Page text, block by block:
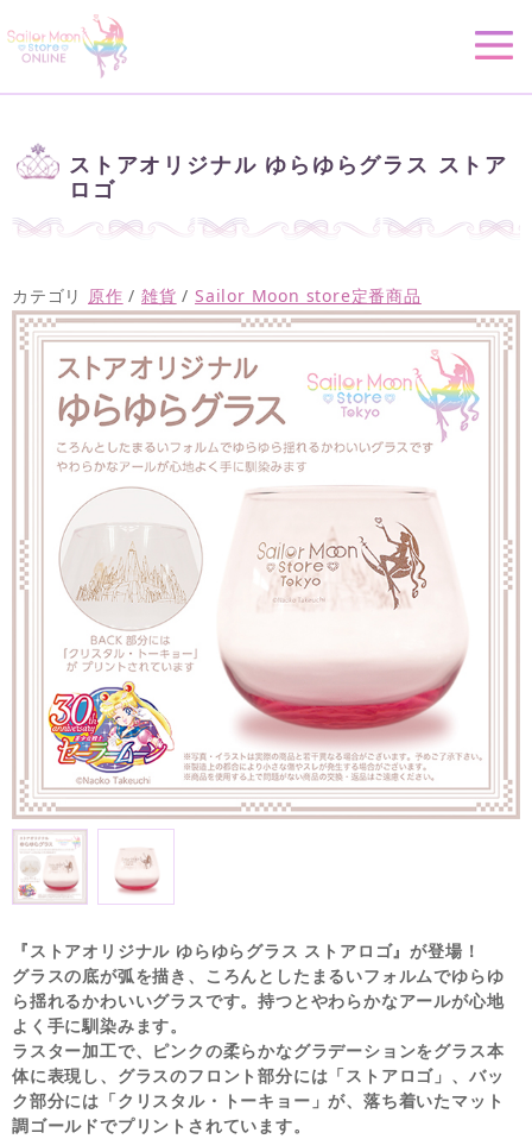
ストアオリジナル ゆらゆらグラス ストア
ロゴ
カテゴリ 原作 /雑貨 /Sailor Moon store定番商品
『ストアオリジナル ゆらゆらグラス ストアロゴ』が登場！
グラスの底が弧を描き、ころんとしたまるいフォルムでゆらゆ
ら揺れるかわいいグラスです。持つとやわらかなアールが心地
よく手に馴染みます。
ラスター加工で、ピンクの柔らかなグラデーションをグラス本
体に表現し、グラスのフロント部分には「ストアロゴ」、バッ
ク部分には「クリスタル・トーキョー」が、落ち着いたマット
調ゴールドでプリントされています。